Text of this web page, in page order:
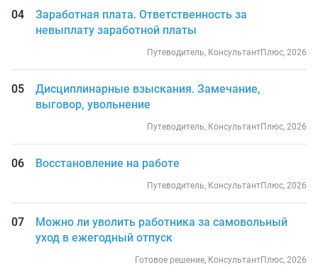
Заработная плата. Ответственность за
невыплату заработной платы
Путеводитель, КонсультантПлюс, 2026
Дисциплинарные взыскания. Замечание,
выговор, увольнение
Путеводитель, КонсультантПлюс, 2026
Восстановление на работе
Путеводитель, КонсультантПлюс, 2026
Можно ли уволить работника за самовольный
уход в ежегодный отпуск
Готовое решение, КонсультантПлюс, 2026